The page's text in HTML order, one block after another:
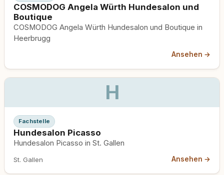
COSMODOG Angela Würth Hundesalon und
Boutique
COSMODOG Angela Würth Hundesalon und Boutique in
Heerbrugg
Ansehen →
H
Fachstelle
Hundesalon Picasso
Hundesalon Picasso in St. Gallen
St. Gallen Ansehen →